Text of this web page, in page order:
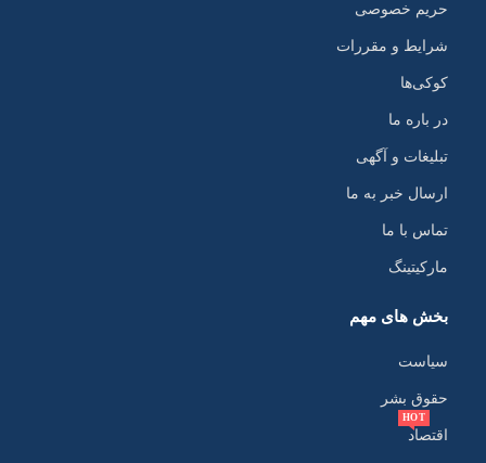
حریم خصوصی
شرایط و مقررات
کوکی‌ها
در باره ما
تبلیغات و آگهی
ارسال خبر به ما
تماس با ما
مارکیتینگ
بخش های مهم
سیاست
حقوق بشر
اقتصاد
HOT